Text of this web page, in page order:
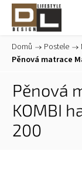
Domů / Postele /
Pěnová matrace
Pěnová
KOMBI
200